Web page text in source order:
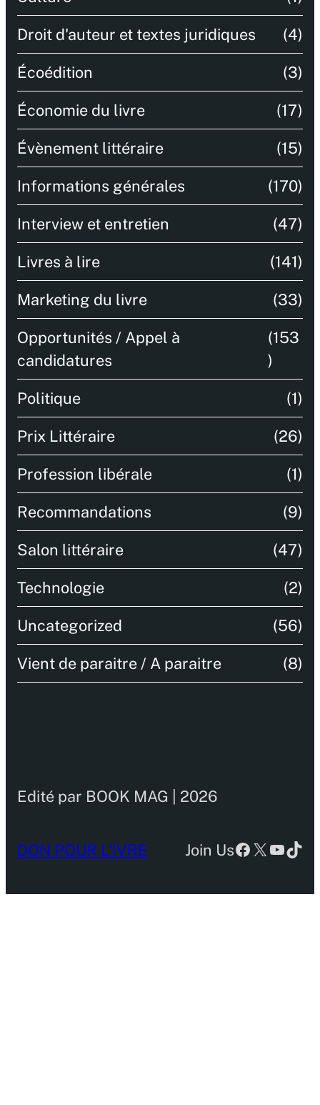
Droit d'auteur et textes juridiques (4)
Écoédition (3)
Économie du livre (17)
Évènement littéraire (15)
Informations générales (170)
Interview et entretien (47)
Livres à lire (141)
Marketing du livre (33)
Opportunités / Appel à
candidatures
(153
)
Politique (1)
Prix Littéraire (26)
Profession libérale (1)
Recommandations (9)
Salon littéraire (47)
Technologie (2)
Uncategorized (56)
Vient de paraitre / A paraitre (8)
Edité par BOOK MAG | 2026
DON POUR L’IVRE Join UsFacebook
X